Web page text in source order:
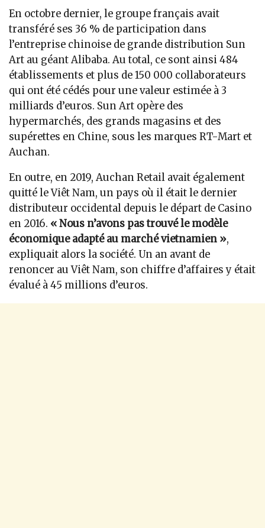
En octobre dernier, le groupe français avait
transféré ses 36 % de participation dans
l’entreprise chinoise de grande distribution Sun
Art au géant Alibaba. Au total, ce sont ainsi 484
établissements et plus de 150 000 collaborateurs
qui ont été cédés pour une valeur estimée à 3
milliards d’euros. Sun Art opère des
hypermarchés, des grands magasins et des
supérettes en Chine, sous les marques RT-Mart et
Auchan.
En outre, en 2019, Auchan Retail avait également
quitté le Viêt Nam, un pays où il était le dernier
distributeur occidental depuis le départ de Casino
en 2016. « Nous n’avons pas trouvé le modèle
économique adapté au marché vietnamien »,
expliquait alors la société. Un an avant de
renoncer au Viêt Nam, son chiffre d’affaires y était
évalué à 45 millions d’euros.